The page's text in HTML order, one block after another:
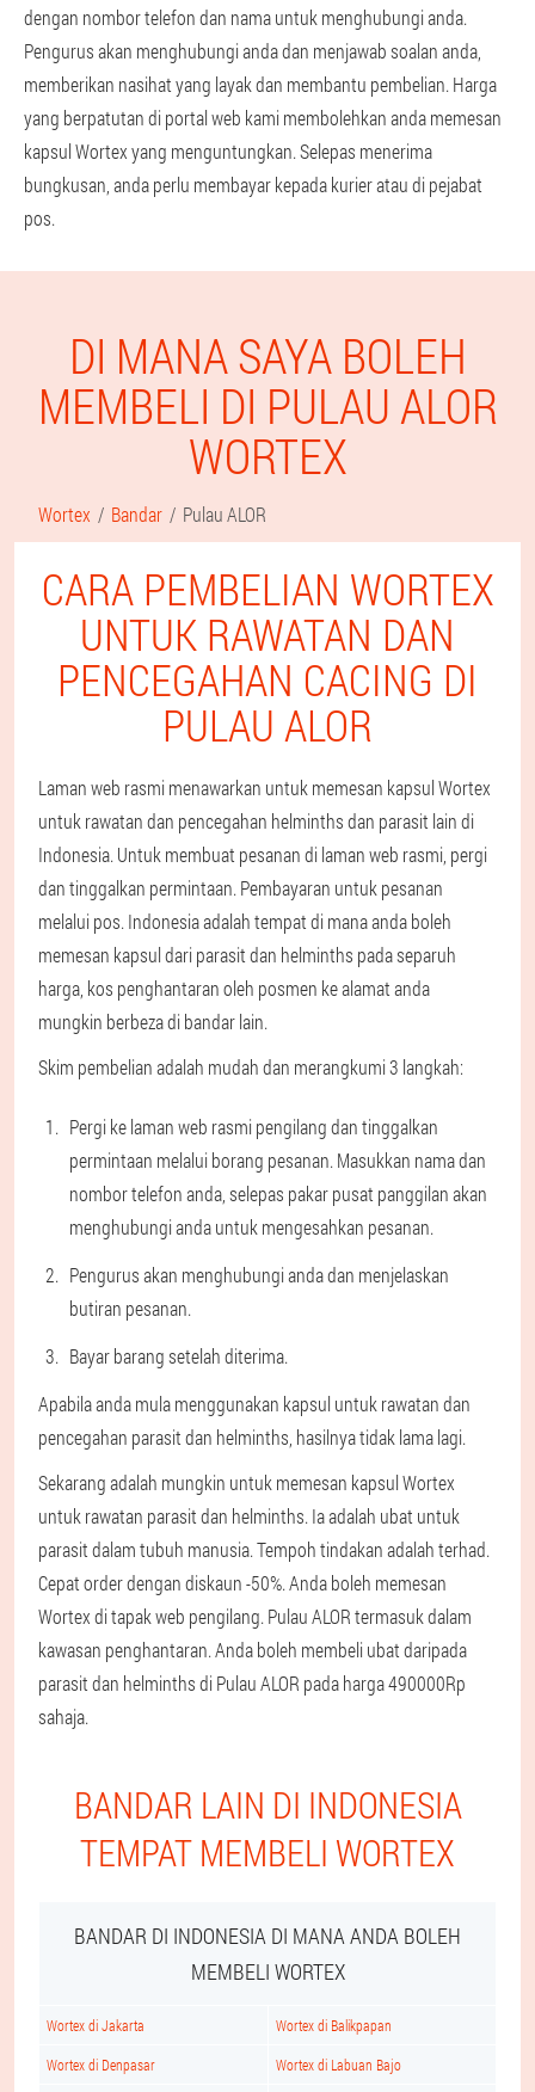
dengan nombor telefon dan nama untuk menghubungi anda.
Pengurus akan menghubungi anda dan menjawab soalan anda,
memberikan nasihat yang layak dan membantu pembelian. Harga
yang berpatutan di portal web kami membolehkan anda memesan
kapsul Wortex yang menguntungkan. Selepas menerima
bungkusan, anda perlu membayar kepada kurier atau di pejabat
pos.
DI MANA SAYA BOLEH
MEMBELI DI PULAU ALOR
WORTEX
Wortex Bandar Pulau ALOR
CARA PEMBELIAN WORTEX
UNTUK RAWATAN DAN
PENCEGAHAN CACING DI
PULAU ALOR
Laman web rasmi menawarkan untuk memesan kapsul Wortex
untuk rawatan dan pencegahan helminths dan parasit lain di
Indonesia. Untuk membuat pesanan di laman web rasmi, pergi
dan tinggalkan permintaan. Pembayaran untuk pesanan
melalui pos. Indonesia adalah tempat di mana anda boleh
memesan kapsul dari parasit dan helminths pada separuh
harga, kos penghantaran oleh posmen ke alamat anda
mungkin berbeza di bandar lain.
Skim pembelian adalah mudah dan merangkumi 3 langkah:
Pergi ke laman web rasmi pengilang dan tinggalkan
permintaan melalui borang pesanan. Masukkan nama dan
nombor telefon anda, selepas pakar pusat panggilan akan
menghubungi anda untuk mengesahkan pesanan.
Pengurus akan menghubungi anda dan menjelaskan
butiran pesanan.
Bayar barang setelah diterima.
Apabila anda mula menggunakan kapsul untuk rawatan dan
pencegahan parasit dan helminths, hasilnya tidak lama lagi.
Sekarang adalah mungkin untuk memesan kapsul Wortex
untuk rawatan parasit dan helminths. Ia adalah ubat untuk
parasit dalam tubuh manusia. Tempoh tindakan adalah terhad.
Cepat order dengan diskaun -50%. Anda boleh memesan
Wortex di tapak web pengilang. Pulau ALOR termasuk dalam
kawasan penghantaran. Anda boleh membeli ubat daripada
parasit dan helminths di Pulau ALOR pada harga 490000Rp
sahaja.
BANDAR LAIN DI INDONESIA
TEMPAT MEMBELI WORTEX
BANDAR DI INDONESIA DI MANA ANDA BOLEH
MEMBELI WORTEX
Wortex di Jakarta Wortex di Balikpapan
Wortex di Denpasar Wortex di Labuan Bajo